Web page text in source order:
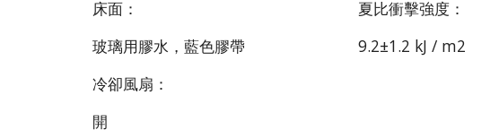
床面：
玻璃用膠水，藍色膠帶
冷卻風扇：
開
夏比衝擊強度：
9.2±1.2 kJ / m2